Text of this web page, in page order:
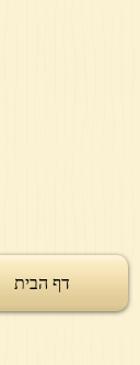
דף הבית